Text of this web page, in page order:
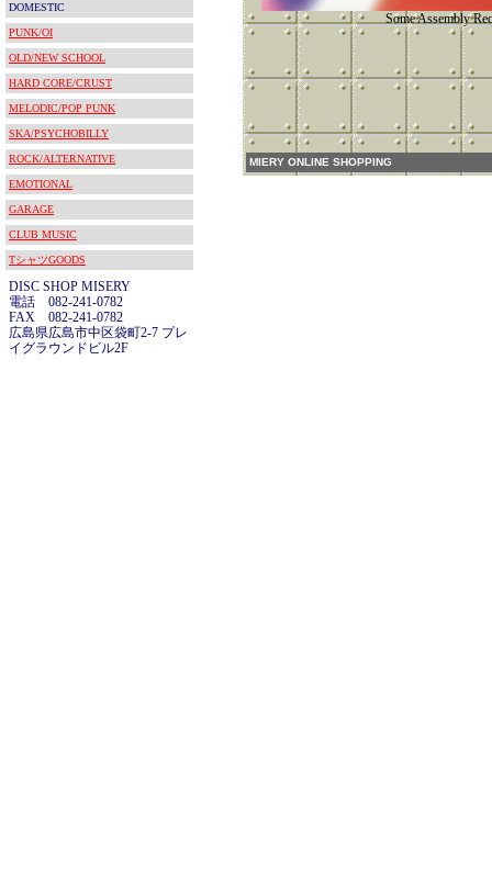
DOMESTIC
PUNK/OI
OLD/NEW SCHOOL
HARD CORE/CRUST
MELODIC/POP PUNK
SKA/PSYCHOBILLY
ROCK/ALTERNATIVE
EMOTIONAL
GARAGE
CLUB MUSIC
TシャツGOODS
DISC SHOP MISERY
電話 082-241-0782
FAX 082-241-0782
広島県広島市中区袋町2-7 プレ
イグラウンドビル2F
Some Assembly
MIERY ONLINE SHOPPING